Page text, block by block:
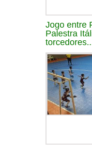
Jogo entre
Palestra